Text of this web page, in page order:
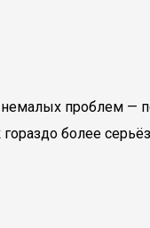
проблем —
более